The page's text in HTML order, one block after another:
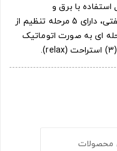
با برق و
باطری، قابل استفاده به صورت تکی و جفتی، دارای 5 مرحله تنظیم از
حداکثر،دارای ریتم مکش 3 مرحله ای به صورت اتوماتیک
محصولات